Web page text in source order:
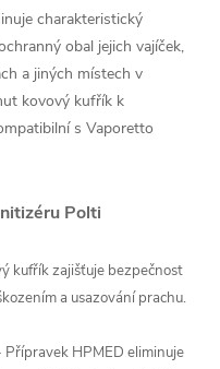
charakteristický
obal jejich vajíček,
a jiných místech v
kovový kufřík k
s Vaporetto
Polti
kufřík zajišťuje bezpečnost
a usazování prachu.
Přípravek HPMED eliminuje